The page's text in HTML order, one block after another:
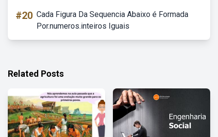
#20 Cada Figura Da Sequencia Abaixo é Formada
Por.numeros.inteiros Iguais
Related Posts